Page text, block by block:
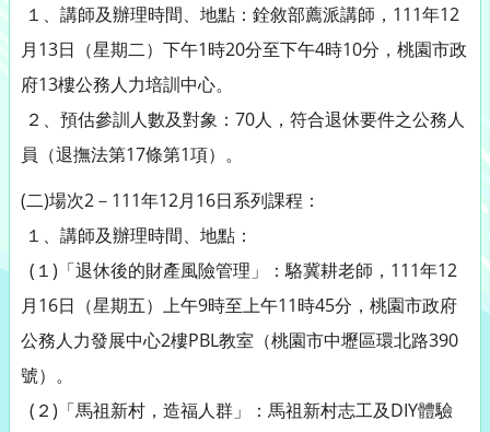
１、講師及辦理時間、地點：銓敘部薦派講師，111年12
月13日（星期二）下午1時20分至下午4時10分，桃園市政
府13樓公務人力培訓中心。
２、預估參訓人數及對象：70人，符合退休要件之公務人
員（退撫法第17條第1項）。
(二)場次2－111年12月16日系列課程：
１、講師及辦理時間、地點：
(１)「退休後的財產風險管理」：駱冀耕老師，111年12
月16日（星期五）上午9時至上午11時45分，桃園市政府
公務人力發展中心2樓PBL教室（桃園市中壢區環北路390
號）。
(２)「馬祖新村，造福人群」：馬祖新村志工及DIY體驗